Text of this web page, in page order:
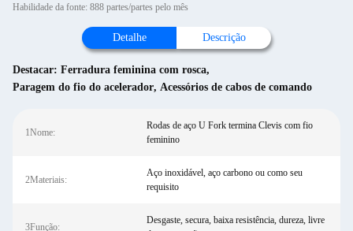
Habilidade da fonte: 888 partes/partes pelo mês
Detalhe Descrição
Destacar: Ferradura feminina com rosca,
Paragem do fio do acelerador, Acessórios de cabos de comando
1Nome:
Rodas de aço U Fork termina Clevis com fio
feminino
2Materiais:
Aço inoxidável, aço carbono ou como seu
requisito
3Função:
Desgaste, secura, baixa resistência, dureza, livre